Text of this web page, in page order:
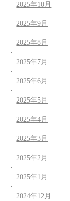
2025年10月
2025年9月
2025年8月
2025年7月
2025年6月
2025年5月
2025年4月
2025年3月
2025年2月
2025年1月
2024年12月